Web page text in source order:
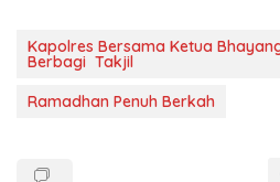
Kapolres Bersama Ketua
Berbagi Takjil
Ramadhan Penuh Berkah